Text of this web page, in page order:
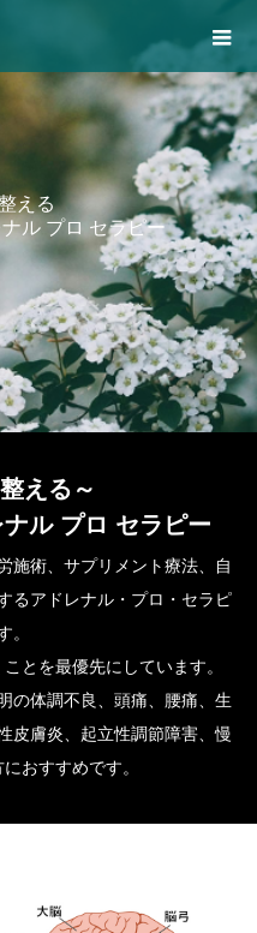
える
ナル プロ セラピー
える～
ル プロ セラピー
施術、サプリメント療法、自
るアドレナル・プロ・セラピ
。
とを最優先にしています。
の体調不良、頭痛、腰痛、生
皮膚炎、起立性調節障害、慢
おすすめです。